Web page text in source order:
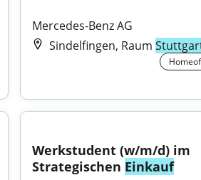
Mercedes-Benz AG
Sindelfingen, Raum
Werkstudent (w/m/d) im
Strategischen Einkauf